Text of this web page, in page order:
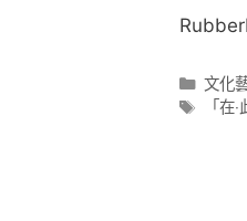
文化
「在